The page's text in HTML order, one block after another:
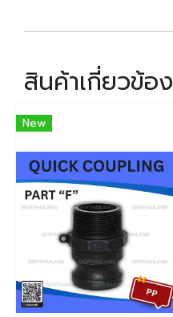
สินค้าเกี่ยวข้อง
New